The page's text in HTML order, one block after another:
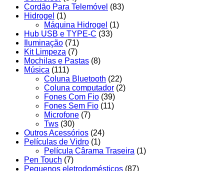
Cordão Para Telemóvel (83)
Hidrogel (1)
Máquina Hidrogel (1)
Hub USB e TYPE-C (33)
Iluminação (71)
Kit Limpeza (7)
Mochilas e Pastas (8)
Música (111)
Coluna Bluetooth (22)
Coluna computador (2)
Fones Com Fio (39)
Fones Sem Fio (11)
Microfone (7)
Tws (30)
Outros Acessórios (24)
Películas de Vidro (1)
Película Cârama Traseira (1)
Pen Touch (7)
Pequenos eletrodomésticos (87)